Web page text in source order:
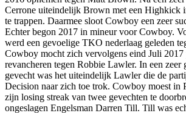
Cerrone uiteindelijk Brown met een Highkick
te trappen. Daarmee sloot Cowboy een zeer
Echter begon 2017 in mineur voor Cowboy.
werd een gevoelige TKO nederlaag geleden
Cowboy mocht zich vervolgens eind Juli 2017
revancheren tegen Robbie Lawler. In een
gevecht was het uiteindelijk Lawler die de
Decision naar zich toe trok. Cowboy moest in
zijn losing streak van twee gevechten te
ongeslagen Engelsman Darren Till. Till was